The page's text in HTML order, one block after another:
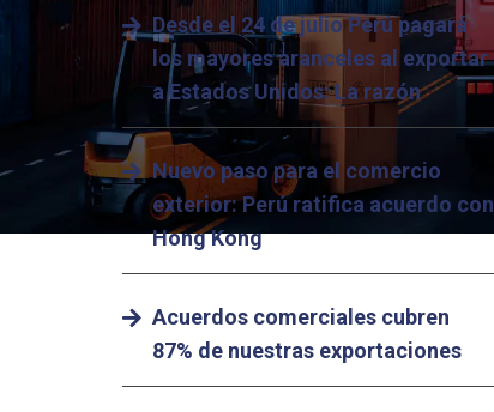
Desde el 24 de julio Perú pagará
los mayores aranceles al exportar
a Estados Unidos: La razón
Nuevo paso para el comercio
exterior: Perú ratifica acuerdo con
Hong Kong
Acuerdos comerciales cubren
87% de nuestras exportaciones